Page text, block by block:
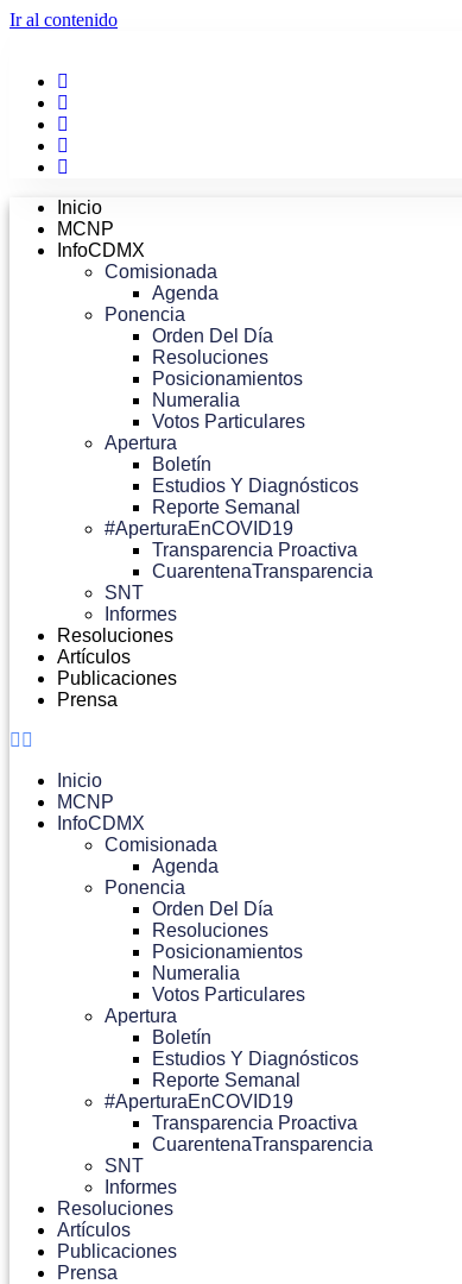
Ir al contenido
Inicio
MCNP
InfoCDMX
Comisionada
Agenda
Ponencia
Orden Del Día
Resoluciones
Posicionamientos
Numeralia
Votos Particulares
Apertura
Boletín
Estudios Y Diagnósticos
Reporte Semanal
#AperturaEnCOVID19
Transparencia Proactiva
CuarentenaTransparencia
SNT
Informes
Resoluciones
Artículos
Publicaciones
Prensa
Inicio
MCNP
InfoCDMX
Comisionada
Agenda
Ponencia
Orden Del Día
Resoluciones
Posicionamientos
Numeralia
Votos Particulares
Apertura
Boletín
Estudios Y Diagnósticos
Reporte Semanal
#AperturaEnCOVID19
Transparencia Proactiva
CuarentenaTransparencia
SNT
Informes
Resoluciones
Artículos
Publicaciones
Prensa